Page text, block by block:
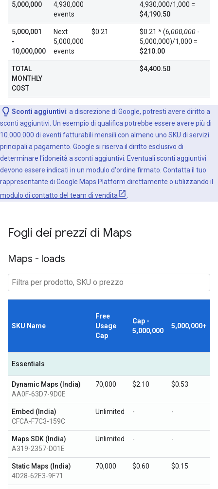
5,000,000
4,930,000
events
4,930,000/1,000 =
$4,190.50
5,000,001
-
10,000,000
Next
5,000,000
events
$0.21 $0.21 * (6,000,000 -
5,000,000)/1,000 =
$210.00
TOTAL
MONTHLY
COST
$4,400.50
Sconti aggiuntivi: a discrezione di Google, potresti avere diritto a
sconti aggiuntivi. Un esempio di qualifica potrebbe essere avere più di
10.000.000 di eventi fatturabili mensili con almeno uno SKU di servizi
principali a pagamento. Google si riserva il diritto esclusivo di
determinare l'idoneità a sconti aggiuntivi. Eventuali sconti aggiuntivi
devono essere indicati in un modulo d'ordine firmato. Contatta il tuo
rappresentante di Google Maps Platform direttamente o utilizzando il
modulo di contatto del team di vendita
Fogli dei prezzi di Maps
Maps - loads
SKU Name
Free
Usage
Cap
Cap -
5,000,000
5,000,000+
Essentials
Dynamic Maps (India)
AA0F-63D7-9D0E
70,000 $2.10 $0.53
Embed (India)
CFCA-F7C3-159C
Unlimited - -
Maps SDK (India)
A319-2357-D01E
Unlimited - -
Static Maps (India)
4D28-62E3-9F71
70,000 $0.60 $0.15